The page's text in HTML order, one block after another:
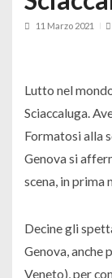
11 Marzo 2021
Lutto nel
Sciaccaluga.
Formatosi alla
Genova si
scena, in prima
Decine gli
Genova, anche
Veneto), per